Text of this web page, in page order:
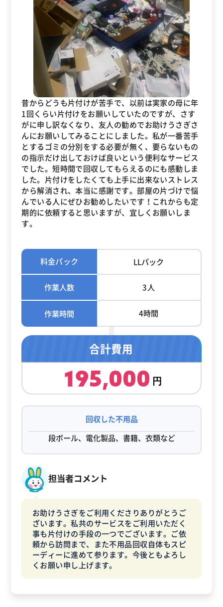
昔からどうも片付けが苦手で、以前は実家の母に年
1回くらい片付けをお願いしていたのですが、さす
がに申し訳なくなり、友人の勧めでお助けうさぎさ
んにお願いしてみることにしました。私が一番苦手
とするゴミの分別をする必要が無く、要らないもの
の指示だけ出しておけば良いという便利なサービス
でした。短時間で回収してもらえるのにも感動しま
した。片付けをしたくても上手に出来ないストレス
から解消され、本当に感謝です。部屋の片づけで悩
んでいる人にぜひお勧めしたいです！これからも定
期的に依頼すると思いますが、宜しくお願いしま
す。
料金パック LLパック
作業人数 3人
作業時間 4時間
合計費用
195,000
回収した不用品
段ボール、電化製品、書籍、衣類など
担当者コメント
お助けうさぎをご利用くださりありがとうご
ざいます。私共のサービスをご利用いただく
事も片付けの手段の一つでございます。ご依
頼から訪問まで、また不用品回収自体もスピ
ーディーに進めて参ります。今後ともよろし
くお願い申し上げます。